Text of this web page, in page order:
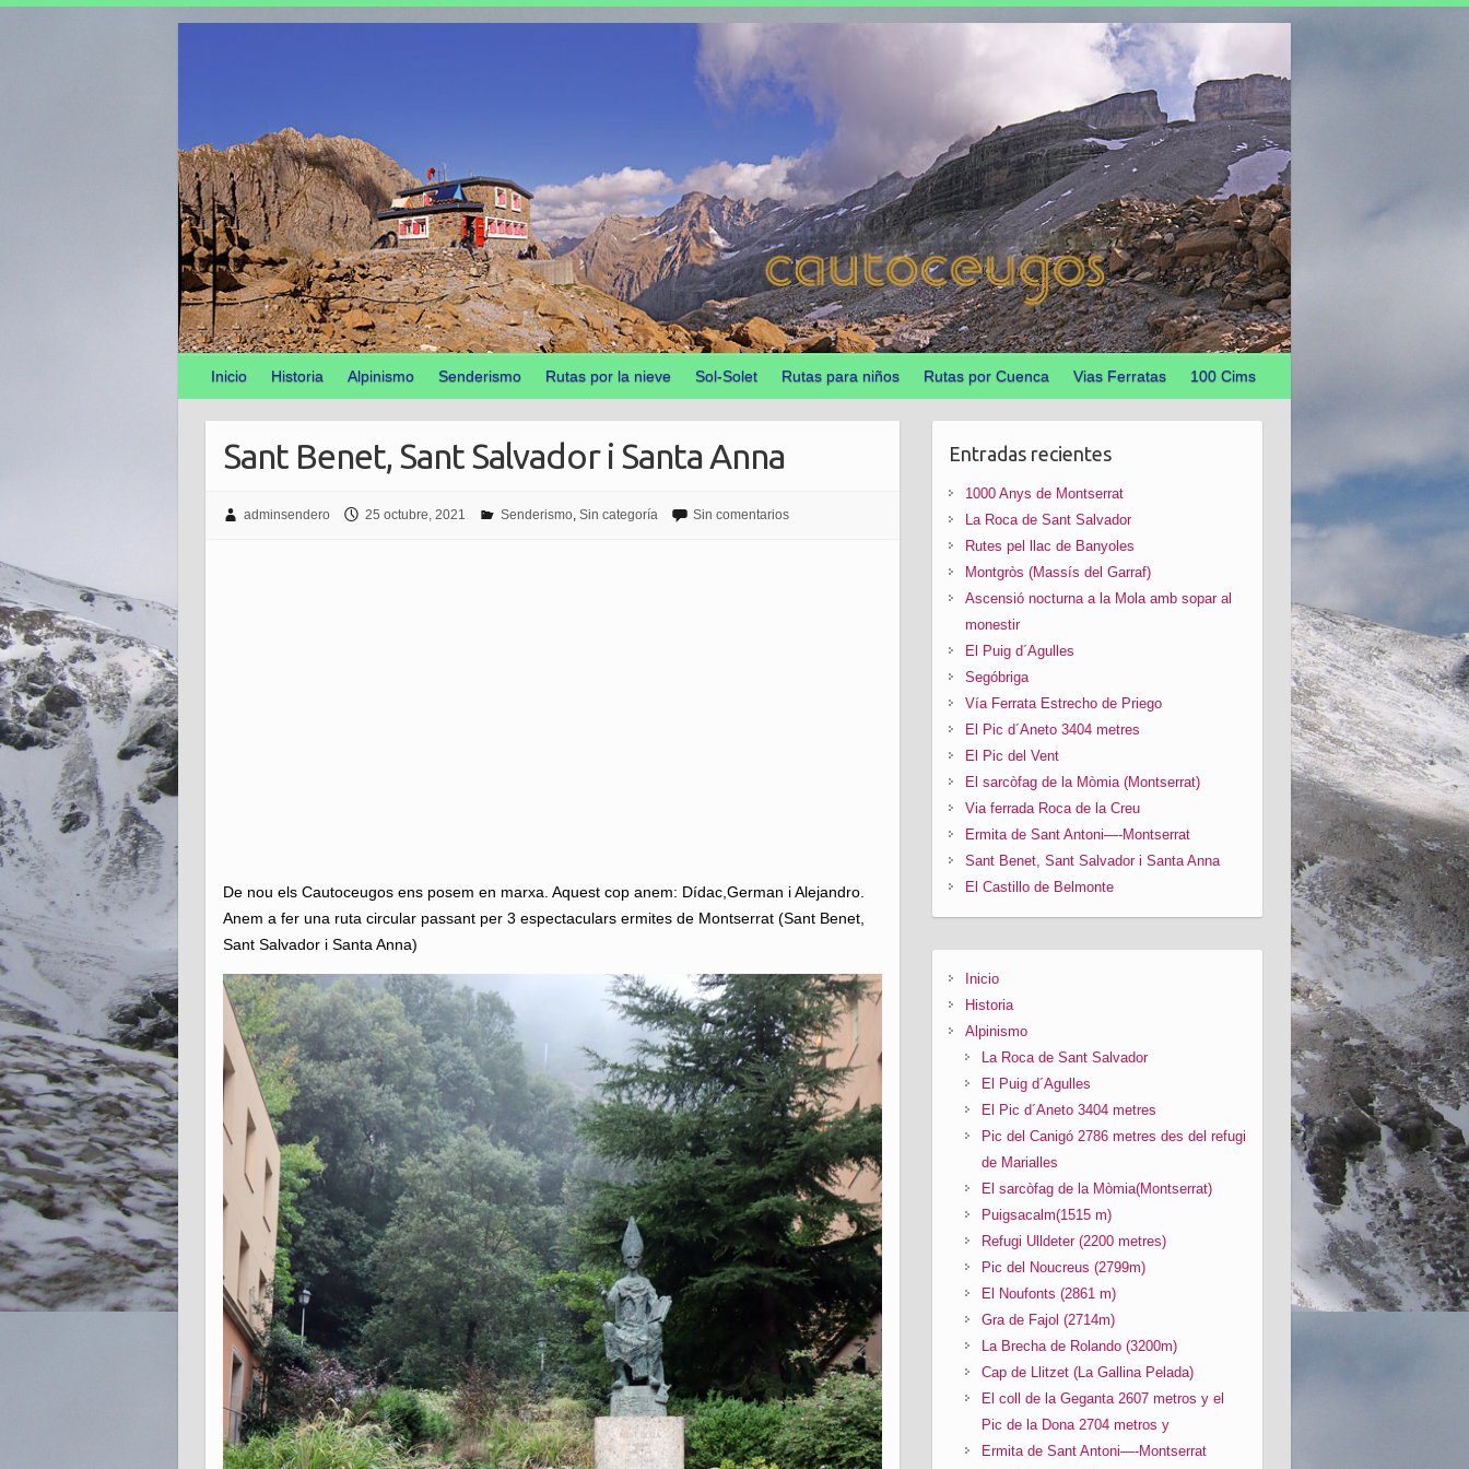
Inicio Historia Alpinismo Senderismo Rutas por la nieve Sol-Solet Rutas para niños Rutas por Cuenca Vias Ferratas 100 Cims
Sant Benet, Sant Salvador i Santa Anna
adminsendero 25 octubre, 2021 Senderismo, Sin categoría Sin comentarios
De nou els Cautoceugos ens posem en marxa. Aquest cop anem: Dídac,German i Alejandro.
Anem a fer una ruta circular passant per 3 espectaculars ermites de Montserrat (Sant Benet,
Sant Salvador i Santa Anna)
Entradas recientes
1000 Anys de Montserrat
La Roca de Sant Salvador
Rutes pel llac de Banyoles
Montgròs (Massís del Garraf)
Ascensió nocturna a la Mola amb sopar al
monestir
El Puig d´Agulles
Segóbriga
Vía Ferrata Estrecho de Priego
El Pic d´Aneto 3404 metres
El Pic del Vent
El sarcòfag de la Mòmia (Montserrat)
Via ferrada Roca de la Creu
Ermita de Sant Antoni—-Montserrat
Sant Benet, Sant Salvador i Santa Anna
El Castillo de Belmonte
Inicio
Historia
Alpinismo
La Roca de Sant Salvador
El Puig d´Agulles
El Pic d´Aneto 3404 metres
Pic del Canigó 2786 metres des del refugi
de Marialles
El sarcòfag de la Mòmia(Montserrat)
Puigsacalm(1515 m)
Refugi Ulldeter (2200 metres)
Pic del Noucreus (2799m)
El Noufonts (2861 m)
Gra de Fajol (2714m)
La Brecha de Rolando (3200m)
Cap de Llitzet (La Gallina Pelada)
El coll de la Geganta 2607 metros y el
Pic de la Dona 2704 metros y
Ermita de Sant Antoni—-Montserrat